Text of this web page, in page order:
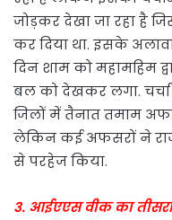
जोड़कर देखा जा रहा है
कर दिया था. इसके
दिन शाम को महामहिम
बल को देखकर लगा.
जिलों में तैनात तमाम
लेकिन कई अफसरों ने
से परहेज किया.
३. आईएएस वीक का